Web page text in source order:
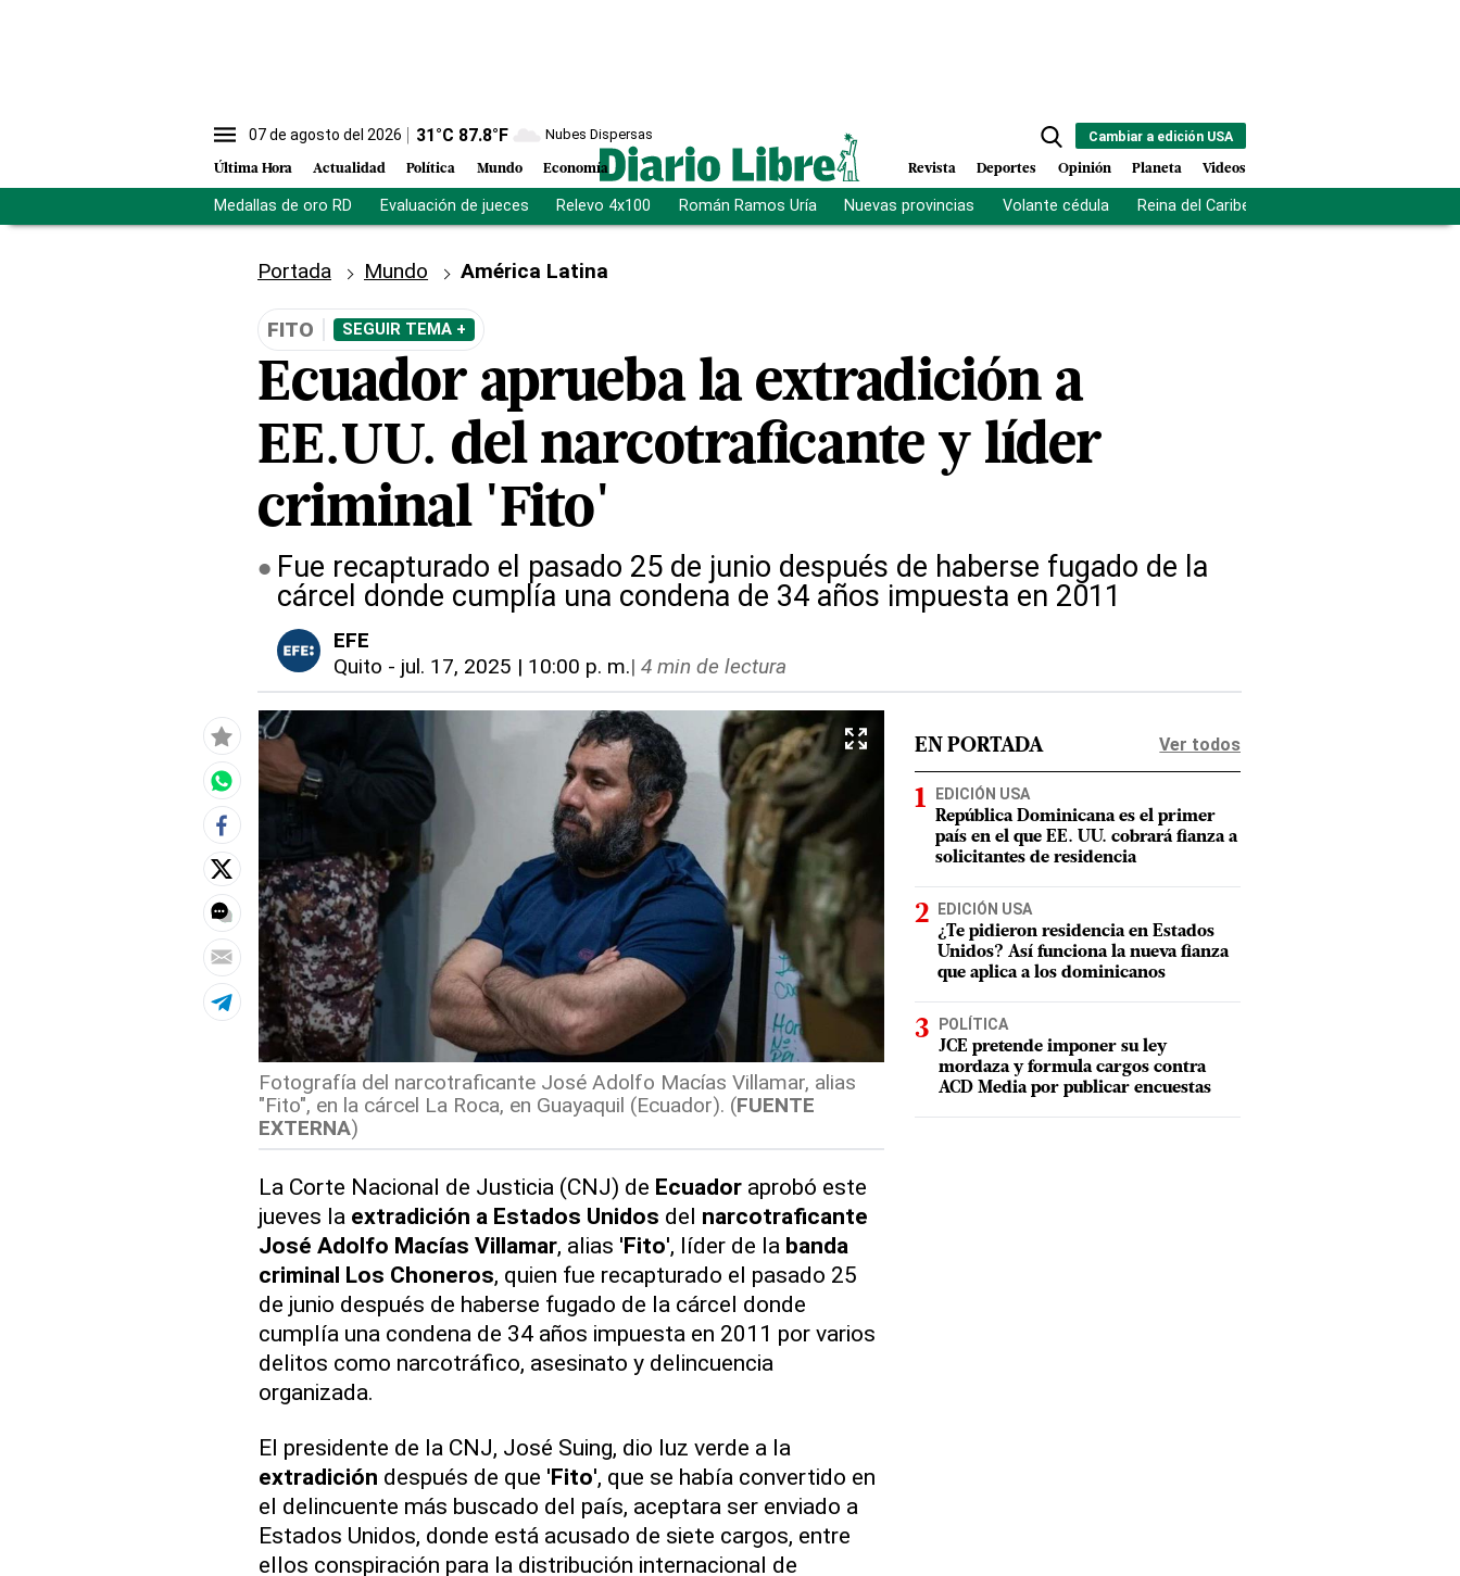
07 de agosto del 2026 31°C 87.8°F Nubes Dispersas
Última Hora Actualidad Política Mundo Economía
Cambiar a edición USA
Revista Deportes Opinión Planeta Videos
Medallas de oro RD Evaluación de jueces Relevo 4x100 Román Ramos Uría Nuevas provincias Volante cédula Reina del Caribe
Portada Mundo América Latina
FITO SEGUIR TEMA +
Ecuador aprueba la extradición a
EE.UU. del narcotraficante y líder
criminal 'Fito'
Fue recapturado el pasado 25 de junio después de haberse fugado de la
cárcel donde cumplía una condena de 34 años impuesta en 2011
EFE
Quito - jul. 17, 2025 | 10:00 p. m.| 4 min de lectura
Fotografía del narcotraficante José Adolfo Macías Villamar, alias
"Fito", en la cárcel La Roca, en Guayaquil (Ecuador). (FUENTE
EXTERNA)
La Corte Nacional de Justicia (CNJ) de Ecuadoraprobó este
jueves la extradición a Estados Unidos del narcotraficante
José Adolfo Macías Villamar, alias 'Fito', líder de la banda
criminal Los Choneros, quien fue recapturado el pasado 25
de junio después de haberse fugado de la cárcel donde
cumplía una condena de 34 años impuesta en 2011 por varios
delitos como narcotráfico, asesinato y delincuencia
organizada.
El presidente de la CNJ, José Suing, dio luz verde a la
extradición después de que 'Fito', que se había convertido en
el delincuente más buscado del país, aceptara ser enviado a
Estados Unidos, donde está acusado de siete cargos, entre
ellos conspiración para la distribución internacional de
EN PORTADA Ver todos
EDICIÓN USA
República Dominicana es el primer
país en el que EE. UU. cobrará fianza a
solicitantes de residencia
EDICIÓN USA
¿Te pidieron residencia en Estados
Unidos? Así funciona la nueva fianza
que aplica a los dominicanos
POLÍTICA
JCE pretende imponer su ley
mordaza y formula cargos contra
ACD Media por publicar encuestas